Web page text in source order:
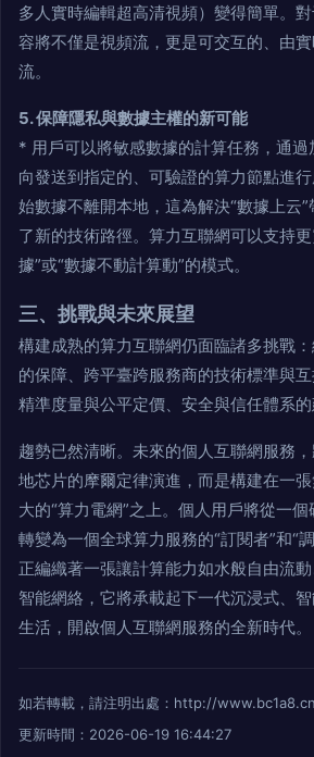
多人實時編輯超高清視頻）變得簡單。
容將不僅是視頻流，更是可交互的、由
流。
5. 保障隱私與數據主權的新可能
* 用戶可以將敏感數據的計算任務，通
向發送到指定的、可驗證的算力節點進
始數據不離開本地，這為解決“數據上云
了新的技術路徑。算力互聯網可以支持
據”或“數據不動計算動”的模式。
三、挑戰與未來展望
構建成熟的算力互聯網仍面臨諸多挑戰
的保障、跨平臺跨服務商的技術標準與
精準度量與公平定價、安全與信任體系的
趨勢已然清晰。未來的個人互聯網服務
地芯片的摩爾定律演進，而是構建在一
大的“算力電網”之上。個人用戶將從一個
轉變為一個全球算力服務的“訂閱者”和“
正編織著一張讓計算能力如水般自由流
智能網絡，它將承載起下一代沉浸式、
生活，開啟個人互聯網服務的全新時代。
如若轉載，請注明出處：http://
更新時間：2026-06-19 16:44:27